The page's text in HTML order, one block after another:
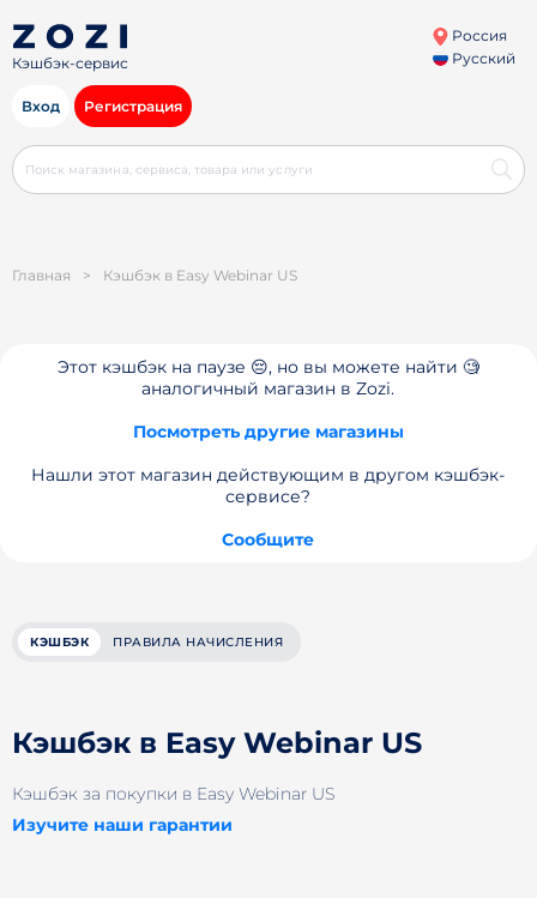
Кэшбэк-сервис
Россия
Русский
Вход Регистрация
Главная > Кэшбэк в Easy Webinar US
Этот кэшбэк на паузе 😔, но вы можете найти 🧐
аналогичный магазин в Zozi.
Посмотреть другие магазины
Нашли этот магазин действующим в другом кэшбэк-
сервисе?
Сообщите
КЭШБЭК ПРАВИЛА НАЧИСЛЕНИЯ
Кэшбэк в Easy Webinar US
Кэшбэк за покупки в Easy Webinar US
Изучите наши гарантии